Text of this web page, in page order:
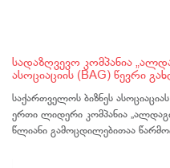
სადაზღვევო კომპანია
ასოციაციის (BAG) წევრი
საქართველოს ბიზნეს
ერთი ლიდერი კომპანია
წლიანი გამოცდილებითაა